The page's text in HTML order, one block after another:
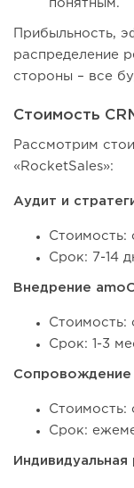
понятным.
Прибыльность,
распределение
стороны – все
Стоимость
Рассмотрим
«RocketSales»:
Аудит и
Стоимость:
Срок: 7-14
Внедрение
Стоимость:
Срок: 1-3
Сопровождение
Стоимость:
Срок:
Индивидуальная